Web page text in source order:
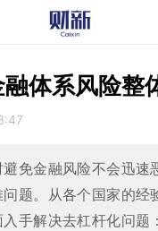
体系风险整
免金融风险不会迅速
题。从各个国家的经
手解决去杠杆化问题